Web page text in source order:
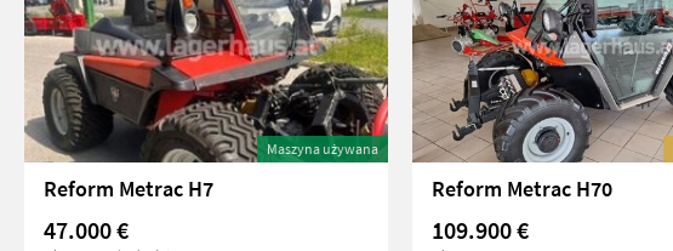
Maszyna używana
Reform Metrac H7
47.000 €
Reform Metrac H70
109.900 €